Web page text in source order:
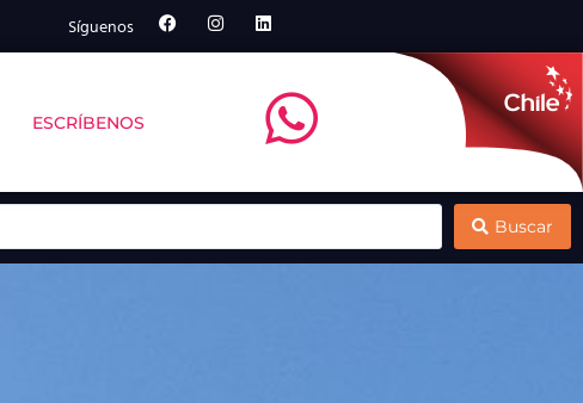
Síguenos
ESCRÍBENOS
sus principales exponentesConsejo del Salmón presenta nuevo
Buscar